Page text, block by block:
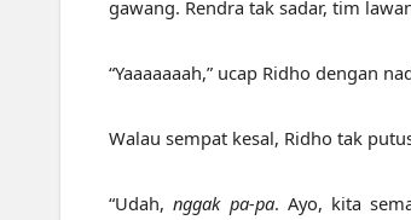
gawang. Rendra tak sadar, tim
“Yaaaaaaah,” ucap Ridho dengan
Walau sempat kesal, Ridho tak
“Udah,nggak pa-pa. Ayo, kita